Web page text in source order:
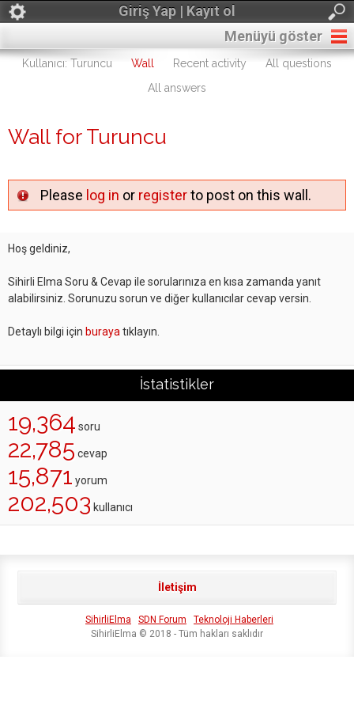
Giriş Yap | Kayıt ol
Menüyü göster
Kullanıcı: Turuncu Wall Recent activity
All questions
All answers
Wall for Turuncu
Please log in or registerto post on this wall.
Hoş geldiniz,
Sihirli Elma Soru & Cevap ile sorularınıza en kısa zamanda yanıt
alabilirsiniz. Sorunuzu sorun ve diğer kullanıcılar cevap versin.
Detaylı bilgi için buraya tıklayın.
İstatistikler
19,364 soru
22,785 cevap
15,871 yorum
202,503 kullanıcı
İletişim
SihirliElma SDN Forum
Teknoloji Haberleri
SihirliElma © 2018 - Tüm hakları saklıdır